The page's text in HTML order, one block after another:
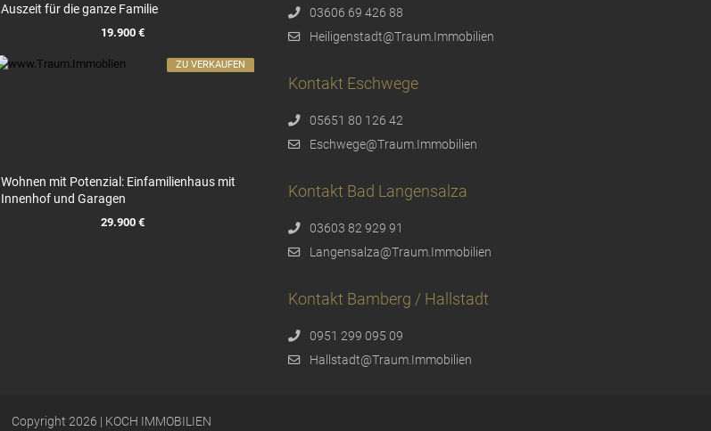
Auszeit für die ganze Familie
19.900 €
Wohnen mit Potenzial: Einfamilienhaus mit
Innenhof und Garagen
29.900 €
ZU VERKAUFEN
03606 69 426 88
Heiligenstadt@Traum.Immobilien
Kontakt Eschwege
05651 80 126 42
Eschwege@Traum.Immobilien
Kontakt Bad Langensalza
03603 82 929 91
Langensalza@Traum.Immobilien
Kontakt Bamberg / Hallstadt
0951 299 095 09
Hallstadt@Traum.Immobilien
Copyright 2026 | KOCH IMMOBILIEN